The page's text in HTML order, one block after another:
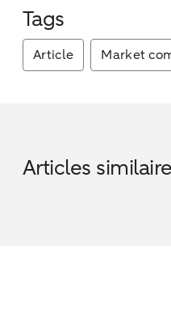
Tags
Article Market
Articles